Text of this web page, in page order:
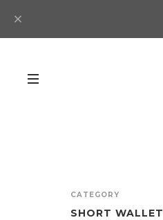
CATEGORY
SHORT WALLET